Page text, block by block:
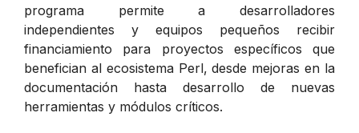
programa permite a desarrolladores
independientes y equipos pequeños recibir
financiamiento para proyectos específicos que
benefician al ecosistema Perl, desde mejoras en la
documentación hasta desarrollo de nuevas
herramientas y módulos críticos.